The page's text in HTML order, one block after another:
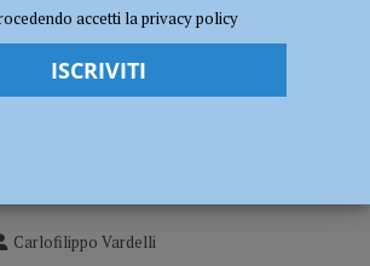
grande rispetto”, Tabbiani: “In palio punti
Scazzola: “Ci sarà grande
Carlofilippo Vardelli
accetti la privacy policy